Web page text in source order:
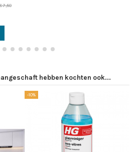
7,50
hebben kochten ook...
-10%